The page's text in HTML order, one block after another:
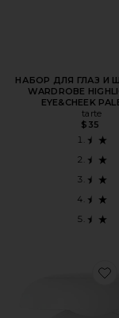
НАБОР ДЛЯ ГЛАЗ И
WARDROBE
EYE&CHEEK
tarte
$35